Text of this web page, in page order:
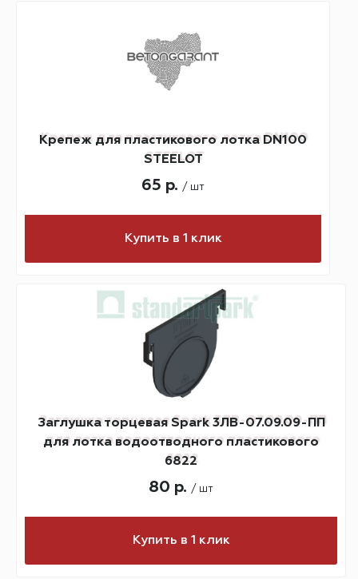
Крепеж для пластикового лотка DN100
STEELOT
65 р. / шт
Купить в 1 клик
Заглушка торцевая Spark 3ЛВ-07.09.09-ПП
для лотка водоотводного пластикового
6822
80 р. / шт
Купить в 1 клик